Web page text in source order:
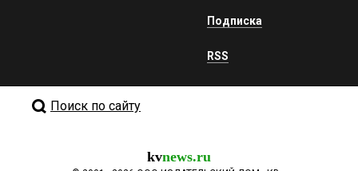
Подписка
RSS
Поиск по сайту
kvnews.ru